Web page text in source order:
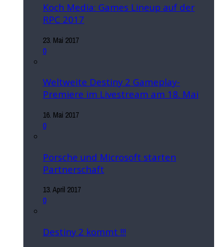
Koch Media: Games Lineup auf der
RPC 2017
23. Mai 2017
0
Weltweite Destiny 2 Gameplay-
Premiere im Livestream am 18. Mai
16. Mai 2017
0
Porsche und Microsoft starten
Partnerschaft
13. April 2017
0
Destiny 2 kommt !!!